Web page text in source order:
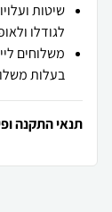
שיטות
לגודלו
משלוחים
בעלות
תנאי התקנה